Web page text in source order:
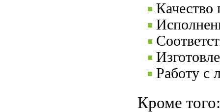
Качество
Работу с
Кроме того: